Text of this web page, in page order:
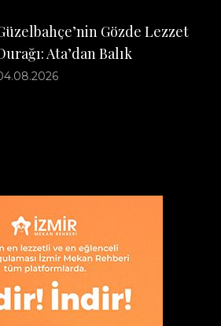
Gözde Lezzet
Ata’dan Balık